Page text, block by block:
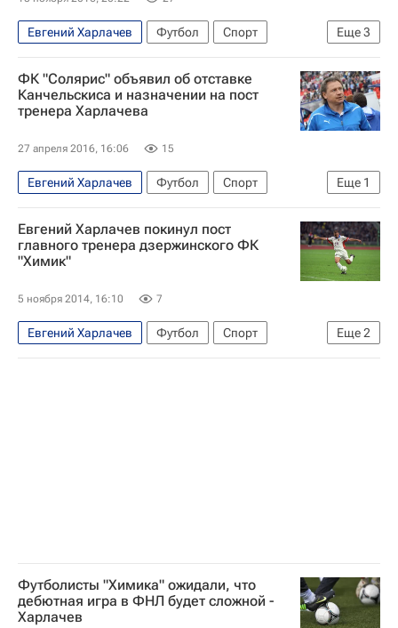
Еще3
Евгений Харлачев Футбол
Спорт
Заур Хапов
Дмитрий Лоськов
Локомотив (Москва)
ФК "Солярис" объявил об отставке
Канчельскиса и назначении на пост
тренера Харлачева
27 апреля 2016, 16:06 15
Еще 1
Евгений Харлачев Футбол
Спорт
Андрей Канчельскис
Евгений Харлачев покинул пост
главного тренера дзержинского ФК
"Химик"
5 ноября 2014, 16:10 7
Еще2
Евгений Харлачев Футбол
Спорт
Первая лига
Химик (Дзержинск)
Футболисты "Химика" ожидали, что
дебютная игра в ФНЛ будет сложной -
Харлачев